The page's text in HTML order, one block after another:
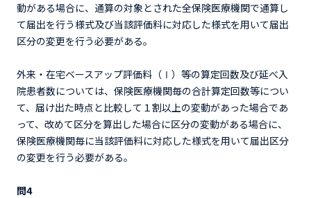
動がある場合に、通算の対象とされた全保険医療機関で通算し
て届出を行う様式及び当該評価料に対応した様式を用いて届出
区分の変更を行う必要がある。
外来・在宅ベースアップ評価料（Ⅰ）等の算定回数及び延べ入
院患者数については、保険医療機関毎の合計算定回数等につい
て、届け出た時点と比較して１割以上の変動があった場合であ
って、改めて区分を算出した場合に区分の変動がある場合に、
保険医療機関毎に当該評価料に対応した様式を用いて届出区分
の変更を行う必要がある。
問4